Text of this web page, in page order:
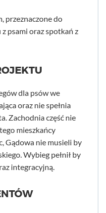
przeznaczone do
psami oraz spotkań z
dla psów we
oraz nie spełnia
Zachodnia część nie
mieszkańcy
Gądowa nie musieli by
Wybieg pełnił by
integracyjną.